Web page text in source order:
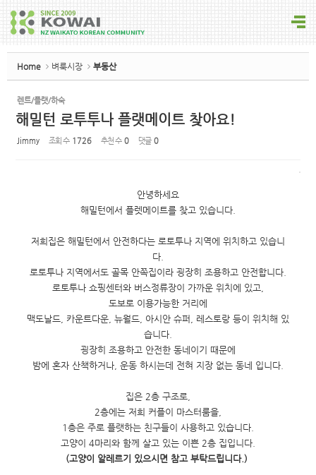
Home 벼룩시장 부동산
렌트/플랫/하숙
해밀턴 로투투나 플랫메이트 찾아요!
Jimmy 조회 수 1726 추천 수 0 댓글 0
안녕하세요
해밀턴에서 플렛메이트를 찾고 있습니다.
저희집은 해밀턴에서 안전하다는 로토투나 지역에 위치하고 있습니
다.
로토투나 지역에서도 골목 안쪽집이라 굉장히 조용하고 안전합니다.
로토투나 쇼핑센터와 버스정류장이 가까운 위치에 있고,
도보로 이용가능한 거리에
맥도날드, 카운트다운, 뉴월드, 아시안 슈퍼, 레스토랑 등이 위치해 있
습니다.
굉장히 조용하고 안전한 동네이기 때문에
밤에 혼자 산책하거나, 운동 하시는데 전혀 지장 없는 동네 입니다.
집은 2층 구조로,
2층에는 저희 커플이 마스터룸을,
1층은 주로 플랫하는 친구들이 사용하고 있습니다.
고양이 4마리와 함께 살고 있는 이쁜 2층 집입니다.
(고양이 알레르기 있으시면 참고 부탁드립니다.)
Sketchbook5, 스케치북5
Sketchbook5, 스케치북5